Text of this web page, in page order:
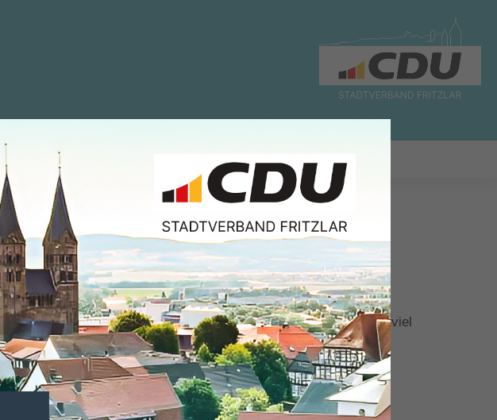
#MACH MIT! CDU
Hartmut Spogat und den Menschen, die hier leben, viel
Zukunft wollen wir uns für unsere liebenswerte Stadt mit ihren
können.